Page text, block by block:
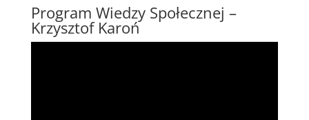
Program Wiedzy Społecznej –
Krzysztof Karoń